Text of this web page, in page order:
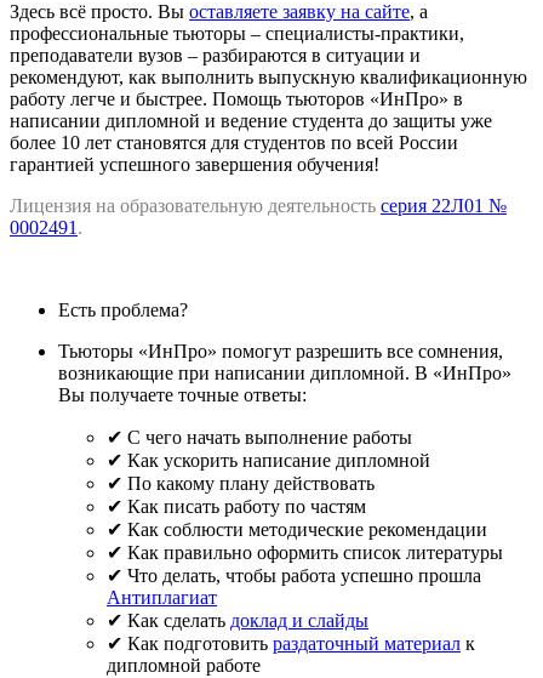
Здесь всё просто. Вы оставляете заявку на сайте, а
профессиональные тьюторы – специалисты-практики,
преподаватели вузов – разбираются в ситуации и
рекомендуют, как выполнить выпускную квалификационную
работу легче и быстрее. Помощь тьюторов «ИнПро» в
написании дипломной и ведение студента до защиты уже
более 10 лет становятся для студентов по всей России
гарантией успешного завершения обучения!
Лицензия на образовательную деятельность серия 22Л01 №
0002491.
Есть проблема?
Тьюторы «ИнПро» помогут разрешить все сомнения,
возникающие при написании дипломной. В «ИнПро»
Вы получаете точные ответы:
✔ С чего начать выполнение работы
✔ Как ускорить написание дипломной
✔ По какому плану действовать
✔ Как писать работу по частям
✔ Как соблюсти методические рекомендации
✔ Как правильно оформить список литературы
✔ Что делать, чтобы работа успешно прошла
Антиплагиат
✔ Как сделать доклад и слайды
✔ Как подготовить раздаточный материал к
дипломной работе